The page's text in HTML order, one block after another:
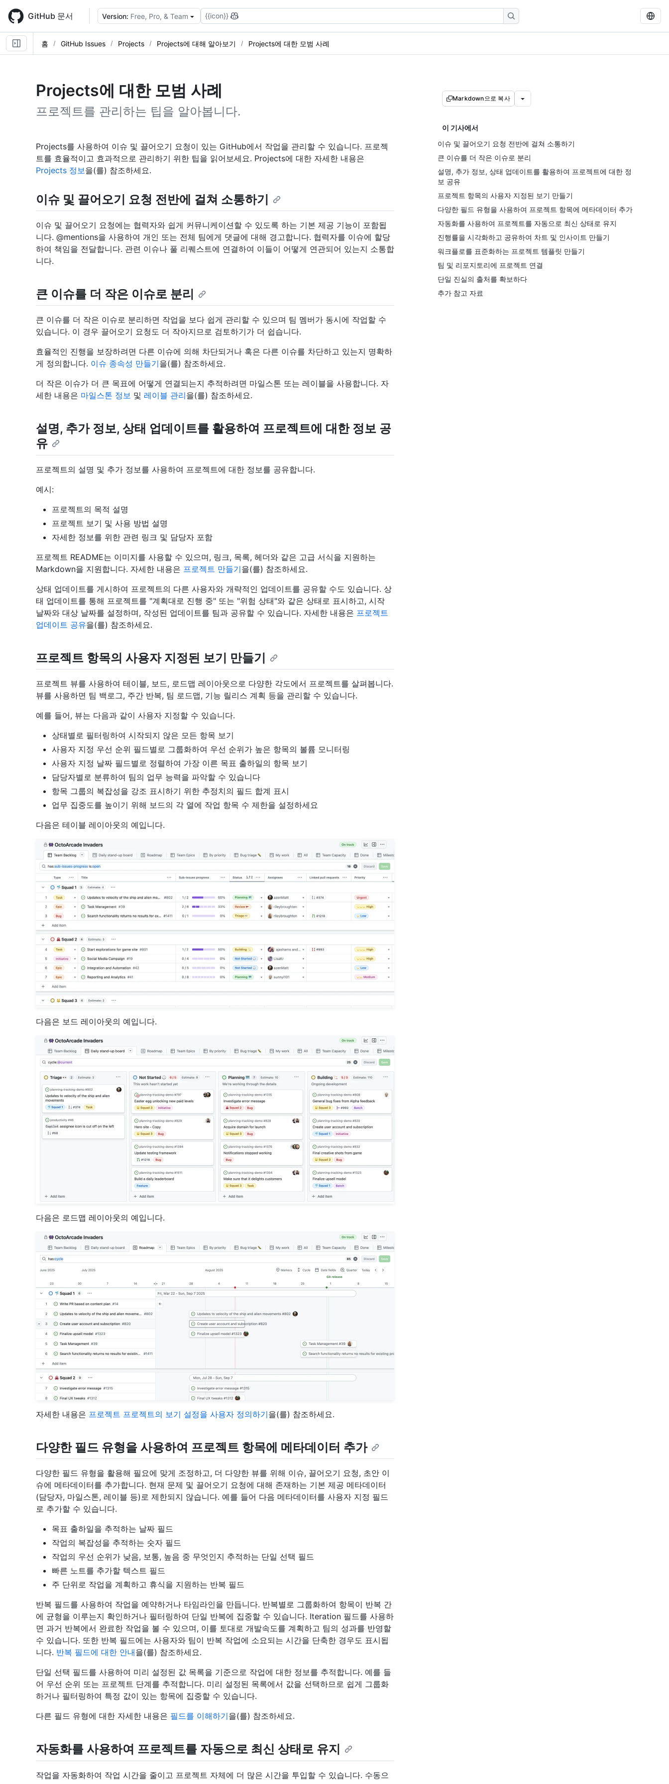
main
content
GitHub 문서 Version: Free, Pro, & Team {{icon}}
홈 GitHub Issues Projects Projects에 대해 알아보기 Projects에 대한 모범 사례
Projects에 대한 모범 사례
프로젝트를 관리하는 팁을 알아봅니다.
Markdown으로 복사
이 기사에서
이슈 및 끌어오기 요청 전반에 걸쳐 소통하기
큰 이슈를 더 작은 이슈로 분리
설명, 추가 정보, 상태 업데이트를 활용하여 프로젝트에 대한 정
보 공유
프로젝트 항목의 사용자 지정된 보기 만들기
다양한 필드 유형을 사용하여 프로젝트 항목에 메타데이터 추가
자동화를 사용하여 프로젝트를 자동으로 최신 상태로 유지
진행률을 시각화하고 공유하여 차트 및 인사이트 만들기
워크플로를 표준화하는 프로젝트 템플릿 만들기
팀 및 리포지토리에 프로젝트 연결
단일 진실의 출처를 확보하다
추가 참고 자료
Projects를 사용하여 이슈 및 끌어오기 요청이 있는 GitHub에서 작업을 관리할 수 있습니다. 프로젝
트를 효율적이고 효과적으로 관리하기 위한 팁을 읽어보세요. Projects에 대한 자세한 내용은
Projects 정보을(를) 참조하세요.
이슈 및 끌어오기 요청 전반에 걸쳐 소통하기
이슈 및 끌어오기 요청에는 협력자와 쉽게 커뮤니케이션할 수 있도록 하는 기본 제공 기능이 포함됩
니다. @mentions을 사용하여 개인 또는 전체 팀에게 댓글에 대해 경고합니다. 협력자를 이슈에 할당
하여 책임을 전달합니다. 관련 이슈나 풀 리퀘스트에 연결하여 이들이 어떻게 연관되어 있는지 소통합
니다.
큰 이슈를 더 작은 이슈로 분리
큰 이슈를 더 작은 이슈로 분리하면 작업을 보다 쉽게 관리할 수 있으며 팀 멤버가 동시에 작업할 수
있습니다. 이 경우 끌어오기 요청도 더 작아지므로 검토하기가 더 쉽습니다.
효율적인 진행을 보장하려면 다른 이슈에 의해 차단되거나 혹은 다른 이슈를 차단하고 있는지 명확하
게 정의합니다. 이슈 종속성 만들기을(를) 참조하세요.
더 작은 이슈가 더 큰 목표에 어떻게 연결되는지 추적하려면 마일스톤 또는 레이블을 사용합니다. 자
세한 내용은 마일스톤 정보 및 레이블 관리을(를) 참조하세요.
설명, 추가 정보, 상태 업데이트를 활용하여 프로젝트에 대한 정보 공
유
프로젝트의 설명 및 추가 정보를 사용하여 프로젝트에 대한 정보를 공유합니다.
예시:
프로젝트의 목적 설명
프로젝트 보기 및 사용 방법 설명
자세한 정보를 위한 관련 링크 및 담당자 포함
프로젝트 README는 이미지를 사용할 수 있으며, 링크, 목록, 헤더와 같은 고급 서식을 지원하는
Markdown을 지원합니다. 자세한 내용은 프로젝트 만들기을(를) 참조하세요.
상태 업데이트를 게시하여 프로젝트의 다른 사용자와 개략적인 업데이트를 공유할 수도 있습니다. 상
태 업데이트를 통해 프로젝트를 "계획대로 진행 중" 또는 "위험 상태"와 같은 상태로 표시하고, 시작
날짜와 대상 날짜를 설정하며, 작성된 업데이트를 팀과 공유할 수 있습니다. 자세한 내용은 프로젝트
업데이트 공유을(를) 참조하세요.
프로젝트 항목의 사용자 지정된 보기 만들기
프로젝트 뷰를 사용하여 테이블, 보드, 로드맵 레이아웃으로 다양한 각도에서 프로젝트를 살펴봅니다.
뷰를 사용하면 팀 백로그, 주간 반복, 팀 로드맵, 기능 릴리스 계획 등을 관리할 수 있습니다.
예를 들어, 뷰는 다음과 같이 사용자 지정할 수 있습니다.
상태별로 필터링하여 시작되지 않은 모든 항목 보기
사용자 지정 우선 순위 필드별로 그룹화하여 우선 순위가 높은 항목의 볼륨 모니터링
사용자 지정 날짜 필드별로 정렬하여 가장 이른 목표 출하일의 항목 보기
담당자별로 분류하여 팀의 업무 능력을 파악할 수 있습니다
항목 그룹의 복잡성을 강조 표시하기 위한 추정치의 필드 합계 표시
업무 집중도를 높이기 위해 보드의 각 열에 작업 항목 수 제한을 설정하세요
다음은 테이블 레이아웃의 예입니다.
다음은 보드 레이아웃의 예입니다.
다음은 로드맵 레이아웃의 예입니다.
자세한 내용은 프로젝트 프로젝트의 보기 설정을 사용자 정의하기을(를) 참조하세요.
다양한 필드 유형을 사용하여 프로젝트 항목에 메타데이터 추가
다양한 필드 유형을 활용해 필요에 맞게 조정하고, 더 다양한 뷰를 위해 이슈, 끌어오기 요청, 초안 이
슈에 메타데이터를 추가합니다. 현재 문제 및 끌어오기 요청에 대해 존재하는 기본 제공 메타데이터
(담당자, 마일스톤, 레이블 등)로 제한되지 않습니다. 예를 들어 다음 메타데이터를 사용자 지정 필드
로 추가할 수 있습니다.
목표 출하일을 추적하는 날짜 필드
작업의 복잡성을 추적하는 숫자 필드
작업의 우선 순위가 낮음, 보통, 높음 중 무엇인지 추적하는 단일 선택 필드
빠른 노트를 추가할 텍스트 필드
주 단위로 작업을 계획하고 휴식을 지원하는 반복 필드
반복 필드를 사용하여 작업을 예약하거나 타임라인을 만듭니다. 반복별로 그룹화하여 항목이 반복 간
에 균형을 이루는지 확인하거나 필터링하여 단일 반복에 집중할 수 있습니다. Iteration 필드를 사용하
면 과거 반복에서 완료한 작업을 볼 수 있으며, 이를 토대로 개발속도를 계획하고 팀의 성과를 반영할
수 있습니다. 또한 반복 필드에는 사용자와 팀이 반복 작업에 소요되는 시간을 단축한 경우도 표시됩
니다. 반복 필드에 대한 안내을(를) 참조하세요.
단일 선택 필드를 사용하여 미리 설정된 값 목록을 기준으로 작업에 대한 정보를 추적합니다. 예를 들
어 우선 순위 또는 프로젝트 단계를 추적합니다. 미리 설정된 목록에서 값을 선택하므로 쉽게 그룹화
하거나 필터링하여 특정 값이 있는 항목에 집중할 수 있습니다.
다른 필드 유형에 대한 자세한 내용은 필드를 이해하기을(를) 참조하세요.
자동화를 사용하여 프로젝트를 자동으로 최신 상태로 유지
작업을 자동화하여 작업 시간을 줄이고 프로젝트 자체에 더 많은 시간을 투입할 수 있습니다. 수동으